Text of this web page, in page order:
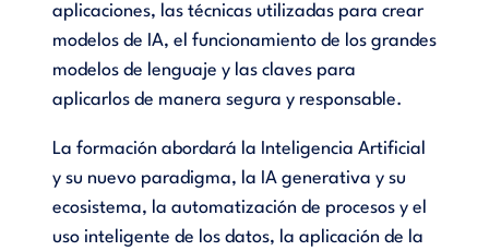
aplicaciones, las técnicas utilizadas para crear
modelos de IA, el funcionamiento de los grandes
modelos de lenguaje y las claves para
aplicarlos de manera segura y responsable.
La formación abordará la Inteligencia Artificial
y su nuevo paradigma, la IA generativa y su
ecosistema, la automatización de procesos y el
uso inteligente de los datos, la aplicación de la